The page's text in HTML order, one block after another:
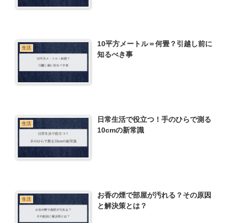
生活
10平方メートル＝何畳？引越し前に
知るべき事
生活
日常生活で役立つ！手のひらで測る
10cmの新常識
生活
お香の煙で部屋が汚れる？その原因
と解決策とは？